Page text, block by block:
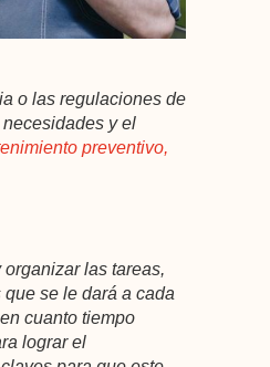
o las regulaciones de
y el
preventivo,
las tareas,
se le dará a cada
cuanto tiempo
lograr el